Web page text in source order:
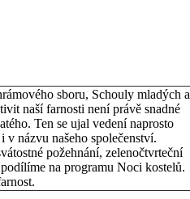
sboru, Schouly mladých a
naší farnosti není právě snadné
Ten se ujal vedení naprosto
názvu našeho společenství.
požehnání, zelenočtvrteční
na programu Noci kostelů.